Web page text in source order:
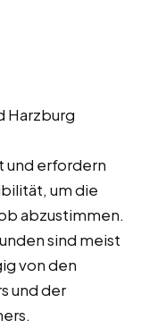
Harzburg
und erfordern
um die
abzustimmen.
sind meist
von den
und der